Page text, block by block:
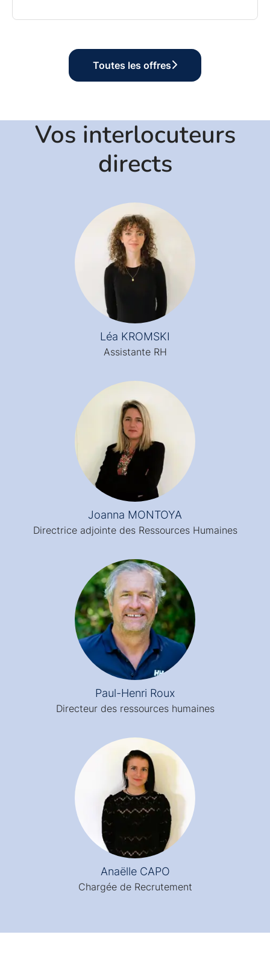
Toutes les offres
Vos interlocuteurs
directs
Léa KROMSKI
Assistante RH
Joanna MONTOYA
Directrice adjointe des Ressources Humaines
Paul-Henri Roux
Directeur des ressources humaines
Anaëlle CAPO
Chargée de Recrutement